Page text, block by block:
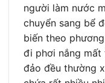
người làm nước
chuyển sang bể
biến theo
đi phơi nắng mất
đảo đều thường